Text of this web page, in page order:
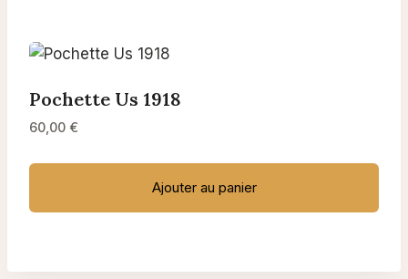
Pochette Us 1918
60,00 €
Ajouter au panier